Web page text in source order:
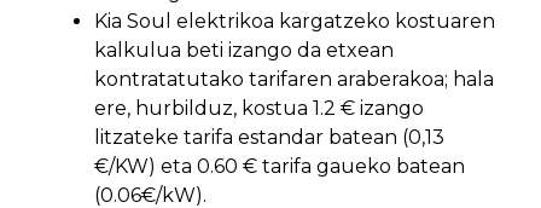
Kia Soul elektrikoa kargatzeko kostuaren
kalkulua beti izango da etxean
kontratatutako tarifaren araberakoa; hala
ere, hurbilduz, kostua 1.2 € izango
litzateke tarifa estandar batean (0,13
€/KW) eta 0.60 € tarifa gaueko batean
(0.06€/kW).